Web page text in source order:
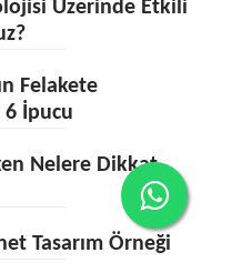
Üzerinde Etkili
Felakete
6 İpucu
Nelere Dikkat
Tasarım Örneği